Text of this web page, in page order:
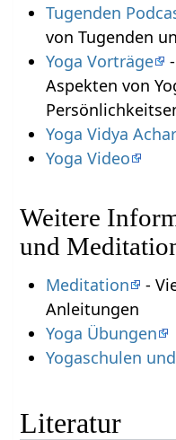
Tugenden
von Tugenden
Yoga Vorträge
Aspekten von
Yoga Vidya
Yoga Video
Weitere
und
Meditation
-
Anleitungen
Yoga Übungen
Yogaschulen
Literatur